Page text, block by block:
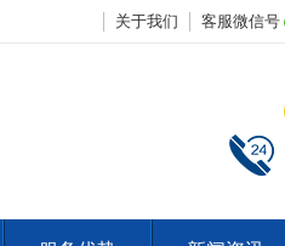
关于我们 客服微信号